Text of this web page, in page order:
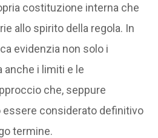
costituzione interna che
allo spirito della regola. In
evidenzia non solo i
anche i limiti e le
che, seppure
essere considerato definitivo
termine.